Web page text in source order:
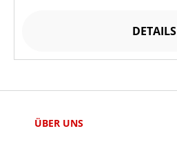
DETAILS
ÜBER UNS